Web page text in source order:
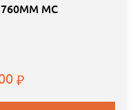
760ММ MC